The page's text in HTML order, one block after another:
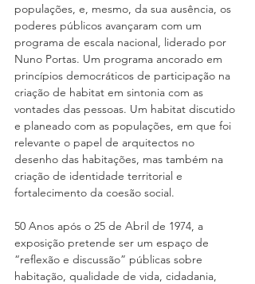
populações, e, mesmo, da sua ausência, os
poderes públicos avançaram com um
programa de escala nacional, liderado por
Nuno Portas. Um programa ancorado em
princípios democráticos de participação na
criação de habitat em sintonia com as
vontades das pessoas. Um habitat discutido
e planeado com as populações, em que foi
relevante o papel de arquitectos no
desenho das habitações, mas também na
criação de identidade territorial e
fortalecimento da coesão social.
50 Anos após o 25 de Abril de 1974, a
exposição pretende ser um espaço de
“reflexão e discussão” públicas sobre
habitação, qualidade de vida, cidadania,